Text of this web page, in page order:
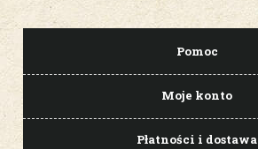
Pomoc
Moje konto
Płatności i dostawa